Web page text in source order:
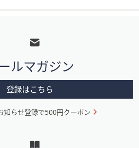
ルマガジン
登録はこちら
知らせ登録で500円クーポン